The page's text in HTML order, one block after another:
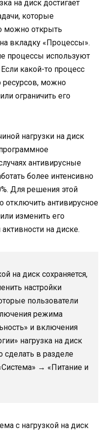
на диск достигает
которые
можно открыть
вкладку «Процессы».
процессы используют
какой-то процесс
ресурсов, можно
ограничить его
нагрузки на диск
антивирусные
более интенсивно
Для решения этой
антивирусное
изменить его
на диске.
на диск сохраняется,
настройки
пользователи
режима
и включения
нагрузка на диск
в разделе
→ «Питание и
с нагрузкой на диск